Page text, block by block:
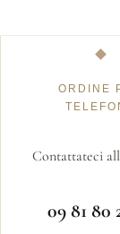
ORDINE
Contattateci
09 81 80